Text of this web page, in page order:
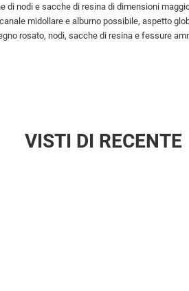
nodi e sacche di resina di dimensioni
midollare e alburno possibile, aspetto
rosato, nodi, sacche di resina e fessure
VISTI DI RECENTE